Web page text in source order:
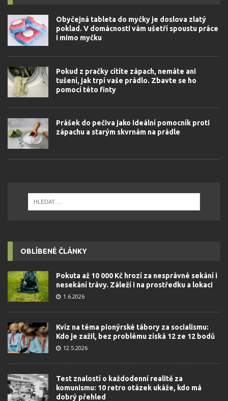
Obyčejná tableta do myčky je doslova zlatý
poklad. V domácnosti vám ušetří spoustu práce
i mimo myčku
Pokud z pračky cítíte zápach, nemáte ani
tušení, jak trpí vaše prádlo. Zbavte se ho
pomocí této finty
Prášek do pečiva jako ideální pomocník proti
zápachu a starým skvrnám na prádle
OBLÍBENÉ ČLÁNKY
Pokuta až 10 000 Kč hrozí za nesprávné sekání i
nesekání trávy. Záleží i na prostředku a lokaci
1.6.2026
Kvíz na téma pionýrské tábory za socialismu:
Kdo je zažil, bez problému získá 12 ze 12 bodů
12.5.2026
Test znalostí o každodenní realitě za
komunismu: 10 retro otázek ukáže, kdo má
dobrý přehled